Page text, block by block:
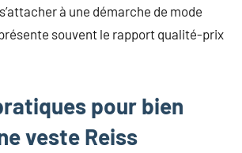
à une démarche de mode
souvent le rapport qualité-prix
pour bien
veste Reiss